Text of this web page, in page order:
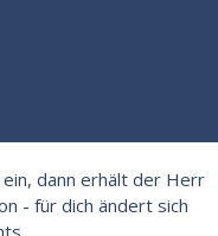
dann erhält der Herr
- für dich ändert sich